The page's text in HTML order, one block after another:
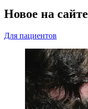
Новое на сайте
Для пациентов